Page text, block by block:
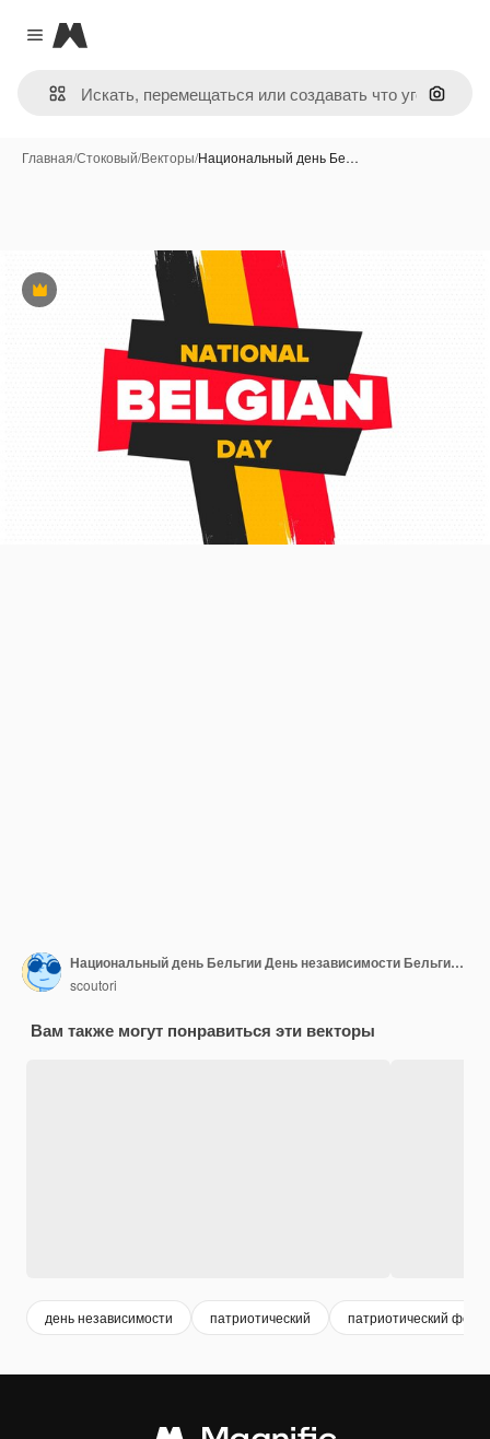
Close menu
Magnific
Поиск
Главная/Стоковый/Векторы/Национальный день Бе…
Премиум
Национальный день Бельгии День независимости Бельгии Флаг Бельгии Патриотический дизайн Векторная иллюстрация
scoutori
Вам также могут понравиться эти векторы
день независимости патриотический патриотический фон